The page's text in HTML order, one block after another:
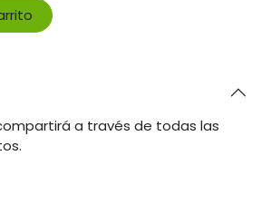
a través de todas las